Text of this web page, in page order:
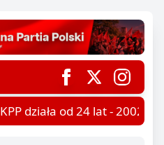
KPP działa od 24 lat - 2002-